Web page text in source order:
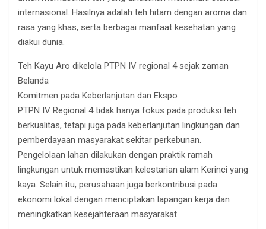
internasional. Hasilnya adalah teh hitam dengan aroma dan
rasa yang khas, serta berbagai manfaat kesehatan yang
diakui dunia.
Teh Kayu Aro dikelola PTPN IV regional 4 sejak zaman
Belanda
Komitmen pada Keberlanjutan dan Ekspo
PTPN IV Regional 4 tidak hanya fokus pada produksi teh
berkualitas, tetapi juga pada keberlanjutan lingkungan dan
pemberdayaan masyarakat sekitar perkebunan.
Pengelolaan lahan dilakukan dengan praktik ramah
lingkungan untuk memastikan kelestarian alam Kerinci yang
kaya. Selain itu, perusahaan juga berkontribusi pada
ekonomi lokal dengan menciptakan lapangan kerja dan
meningkatkan kesejahteraan masyarakat.